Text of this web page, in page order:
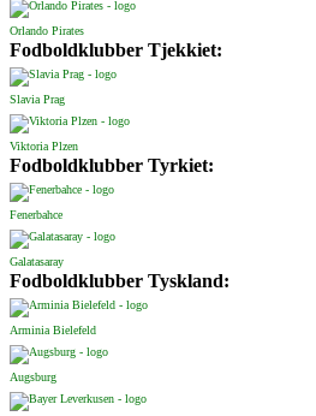
Orlando Pirates
Fodboldklubber Tjekkiet:
Slavia Prag
Viktoria Plzen
Fodboldklubber Tyrkiet:
Fenerbahce
Galatasaray
Fodboldklubber Tyskland:
Arminia Bielefeld
Augsburg